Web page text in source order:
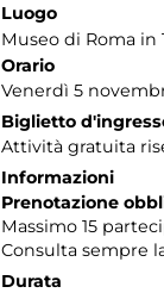
Luogo
Museo di Roma in
Orario
Venerdì 5
Biglietto
Attività gratuita
Informazioni
Prenotazione
Massimo 15
Consulta sempre
Durata